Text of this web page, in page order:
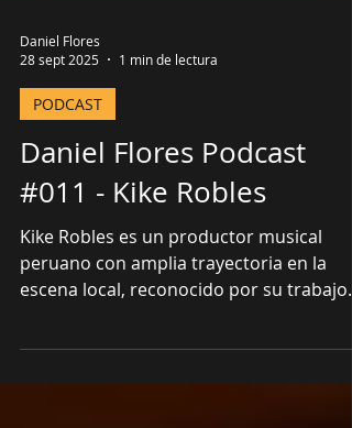
Daniel Flores
28 sept 2025
1 min de lectura
PODCAST
Daniel Flores Podcast
#011 - Kike Robles
escena local, reconocido por su trabajo